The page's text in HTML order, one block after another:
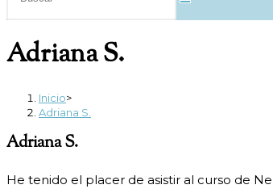
web
Adriana S.
Inicio>
Adriana S.
Adriana S.
He tenido el placer de asistir al curso de